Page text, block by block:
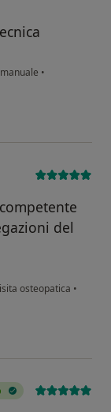
•
del
osteopatica •